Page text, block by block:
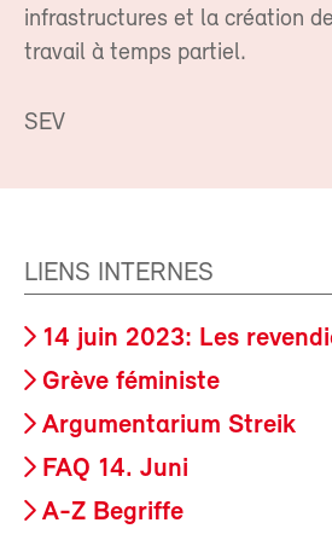
infrastructures et la création
travail à temps partiel.
SEV
LIENS INTERNES
14 juin 2023: Les
Grève féministe
Argumentarium Streik
FAQ 14. Juni
A-Z Begriffe